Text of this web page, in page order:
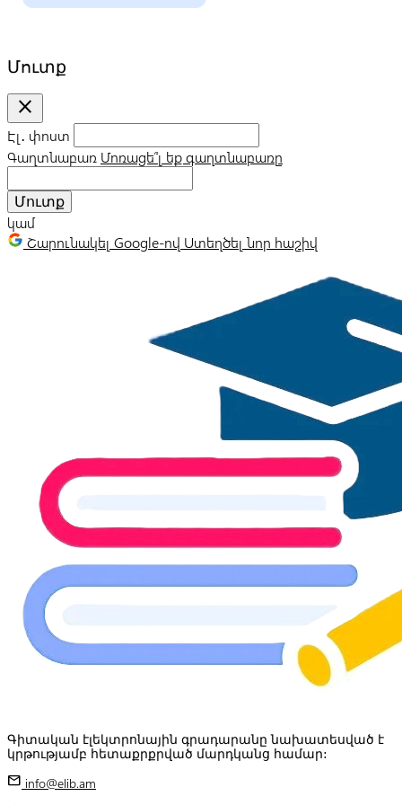
Մուտք
close
Էլ․ փոստ
Գաղտնաբառ Մոռացե՞լ եք գաղտնաբառը
Մուտք
կամ
Շարունակել Google-ով Ստեղծել նոր հաշիվ
Գիտական էլեկտրոնային գրադարանը նախատեսված է
կրթությամբ հետաքրքրված մարդկանց համար:
mail info@elib.am